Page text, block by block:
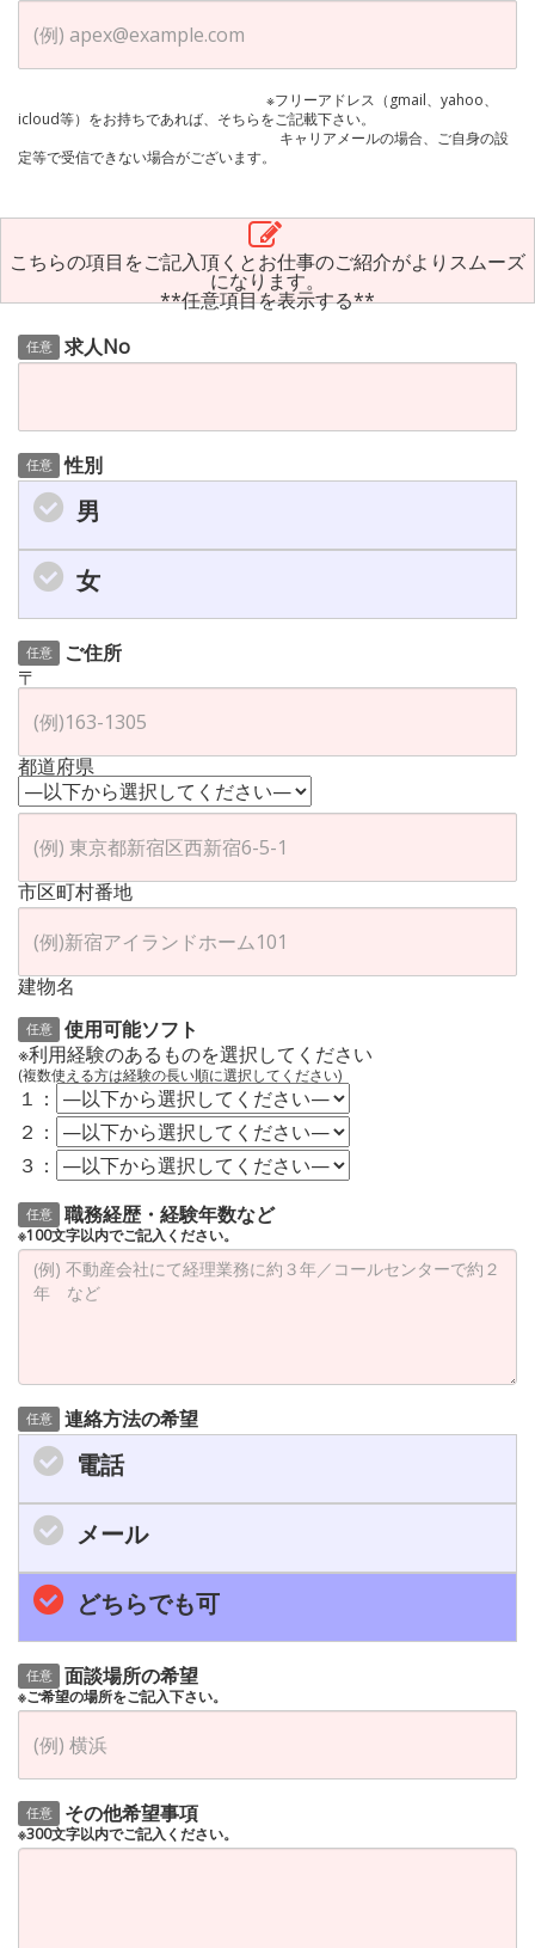
※フリーアドレス（gmail、yahoo、
icloud等）をお持ちであれば、そちらをご記載下さい。
キャリアメールの場合、ご自身の設
定等で受信できない場合がございます。
こちらの項目をご記入頂くとお仕事のご紹介がよりスムーズ
になります。
**任意項目を表示する**
任意 求人No
任意 性別
男
女
任意
ご住所
〒
都道府県
市区町村番地
建物名
任意
使用可能ソフト
※利用経験のあるものを選択してください
(複数使える方は経験の長い順に選択してください)
１：
２：
３：
任意 職務経歴・経験年数など
※100文字以内でご記入ください。
任意 連絡方法の希望
電話
メール
どちらでも可
任意 面談場所の希望
※ご希望の場所をご記入下さい。
任意 その他希望事項
※300文字以内でご記入ください。